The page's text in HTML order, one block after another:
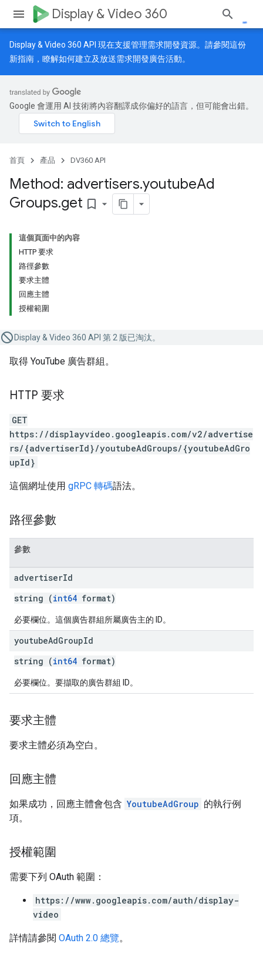
Display & Video 360
Display & Video 360 API 現在支援管理需求開發資源。請參閱這份
新指南 ，瞭解如何建立及放送需求開發廣告活動。
Google 會運用 AI 技術將內容翻譯成你偏好的語言，但可能會出錯。
首頁 產品 DV360 API
Method: advertisers.youtubeAd
Groups.get bookmark_border
這個頁面中的內容
HTTP 要求
路徑參數
要求主體
回應主體
授權範圍
Display & Video 360 API 第 2 版已淘汰。
取得 YouTube 廣告群組。
HTTP 要求
GET
https://displayvideo.googleapis.com/v2/advertise
rs/{advertiserId}/youtubeAdGroups/{youtubeAdGro
upId}
這個網址使用 gRPC 轉碼語法。
路徑參數
參數
advertiserId
string (int64 format)
必要欄位。這個廣告群組所屬廣告主的 ID。
youtubeAdGroupId
string (int64 format)
必要欄位。要擷取的廣告群組 ID。
要求主體
要求主體必須為空白。
回應主體
如果成功，回應主體會包含 YoutubeAdGroup 的執行例
項。
授權範圍
需要下列 OAuth 範圍：
https://www.googleapis.com/auth/display-
video
詳情請參閱 OAuth 2.0 總覽。